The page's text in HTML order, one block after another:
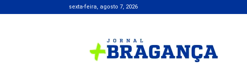
sexta-feira, agosto 7, 2026
+
Bragança